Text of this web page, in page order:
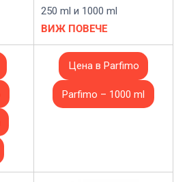
250 ml и 1000 ml
ВИЖ ПОВЕЧЕ
Цена в Parfimo
Parfimo – 1000 ml